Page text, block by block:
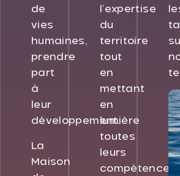
de
vies
humaines,
prendre
part
à
leur
développement.
La
Maison
l’expertise
du
territoire
tout
en
mettant
en
lumière
toutes
leurs
compétences.